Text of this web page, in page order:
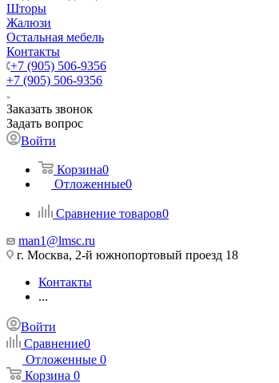
Шторы
Жалюзи
Остальная мебель
Контакты
+7 (905) 506-9356
+7 (905) 506-9356
Заказать звонок
Задать вопрос
Войти
Корзина0
Отложенные0
Сравнение товаров0
man1@lmsc.ru
г. Москва, 2-й южнопортовый проезд 18
Контакты
...
Войти
Сравнение0
Отложенные 0
Корзина 0